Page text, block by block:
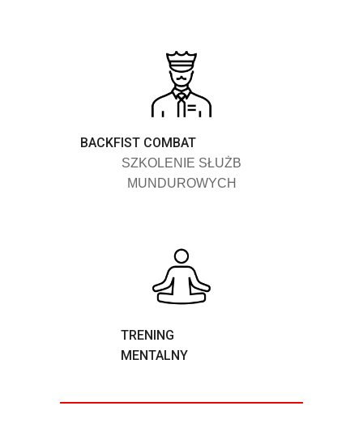
BACKFIST COMBAT
SZKOLENIE SŁUŻB
MUNDUROWYCH
TRENING
MENTALNY